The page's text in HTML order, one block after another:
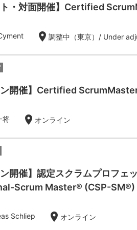
ト・対面開催】Certified
location_on 調整中（東京）/ Under
ン開催】Certified
将 location_on オンライン
ン開催】認定スクラムプロフ
Scrum Master® (CSP-
Schliep location_on オンライン